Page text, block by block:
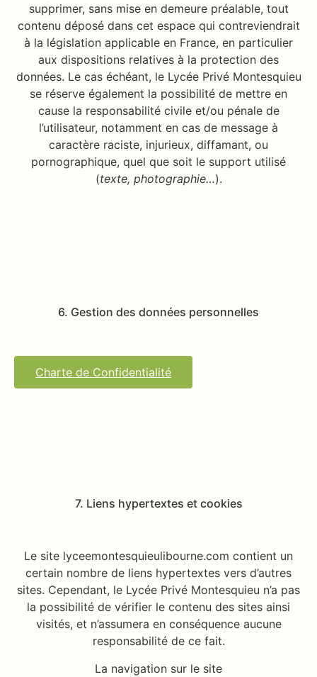
supprimer, sans mise en demeure préalable, tout
contenu déposé dans cet espace qui contreviendrait
à la législation applicable en France, en particulier
aux dispositions relatives à la protection des
données. Le cas échéant, le Lycée Privé Montesquieu
se réserve également la possibilité de mettre en
cause la responsabilité civile et/ou pénale de
l’utilisateur, notamment en cas de message à
caractère raciste, injurieux, diffamant, ou
pornographique, quel que soit le support utilisé
(texte, photographie…).
6. Gestion des données personnelles
Charte de Confidentialité
7. Liens hypertextes et cookies
Le site lyceemontesquieulibourne.com contient un
certain nombre de liens hypertextes vers d’autres
sites. Cependant, le Lycée Privé Montesquieu n’a pas
la possibilité de vérifier le contenu des sites ainsi
visités, et n’assumera en conséquence aucune
responsabilité de ce fait.
La navigation sur le site